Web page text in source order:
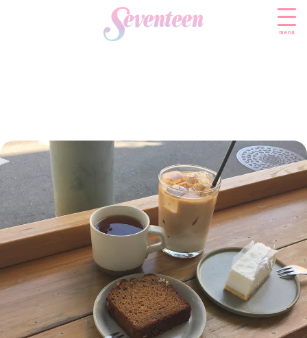
menu
FASHION
ファッションニュース
モデル私服
着回し
着痩せ
BEAUTY
ビューティニュース
トレンドメイク
ベストコスメ
ヘアアレンジ・ヘアケア
スキンケア
ボディケア
SCHOOL
スクールニュース
制服コーデ
学校ヘアメイク
勉強・受験・進路
ENTERTAINMENT
エンタメニュース
なにわ男子
K-POP
LIFESTYLE
ライフスタイルニュース
JKランキング・アワード
モデルの購入品
JK TREND
JKトレンドニュース
MODELS